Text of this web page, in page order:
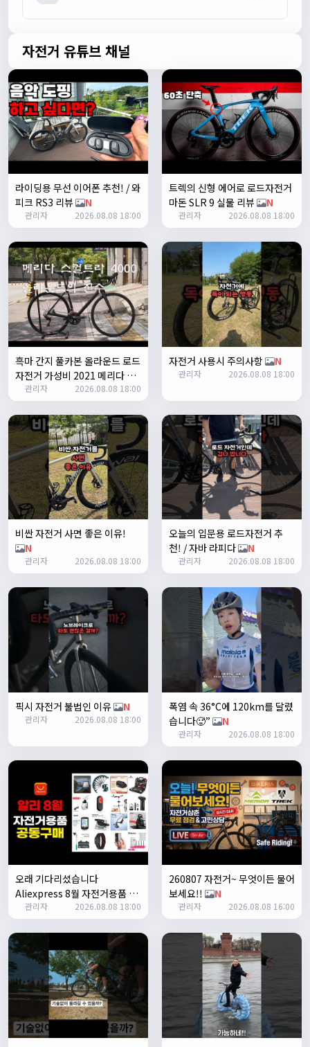
쏭박 17:23:31
실시간 채팅 테스트
쏭박17:23:34
1
쏭박17:23:35
2
쏭박17:23:38
테스트 2
쏭박17:23:41
테스트 테스트
쏭박17:24:16
쏭박 17:24:22
사진 업로드 테스트
쏭박17:24:35
테스트 완료입니다 :)
Leepi02:57:35
1
알루미06:16:14
뇽
1/23/2025
관리자09:12:09
사이트 가입자수가 100명이 넘었습니다 :)
관리자09:12:12
다들 좋은하루되세요~
열심히타자12:16:55
맛점하세요~
배과장12:48:20
반갑습니다 여러분 ^_^
배과장 12:48:33
명절에도 열심히 맛있는 음식먹고 로라 타셔야지요 ㅎㅎ
1/24/2025
13:35:29
안녕하세요
1/27/2025
루나워커20:37:55
좋네요. 이것저것 많이요
21:12:34
설연휴인데 날씨가..ㅠㅠ
1/28/2025
꼬유10:07:01
명절 행복하게 보내세요~ !!
1/29/2025
2chun09:38:46
명절 잘 보내세요~!
명신이12:33:45
명절 잘보내세요~
2/1/2025
Leepi08:05:10
자전거 유튜브 채널
라이딩용 무선 이어폰 추천! / 와
피크 RS3 리뷰
N
관리자 2026.08.08 18:00
트렉의 신형 에어로 로드자전거
마돈 SLR 9 실물 리뷰
N
관리자 2026.08.08 18:00
흑마 간지 풀카본 올라운드 로드
자전거 가성비 2021 메리다 스
컬트라 4000/105구동계 유압
식 디스크 브레이크
N
관리자 2026.08.08 18:00
자전거 사용시 주의사항 N
관리자 2026.08.08 18:00
비싼 자전거 사면 좋은 이유!
N
관리자 2026.08.08 18:00
오늘의 입문용 로드자전거 추
천! / 자바 라피다
N
관리자 2026.08.08 18:00
픽시 자전거 불법인 이유 N
관리자 2026.08.08 18:00
폭염 속 36°C에 120km를 달렸
습니다🥵”
N
관리자 2026.08.08 18:00
오래 기다리셨습니다
Aliexpress 8월 자전거용품 공
동구매 지금 시작합니다
N
관리자 2026.08.08 18:00
260807 자전거~ 무엇이든 물어
보세요!!
N
관리자 2026.08.08 16:00